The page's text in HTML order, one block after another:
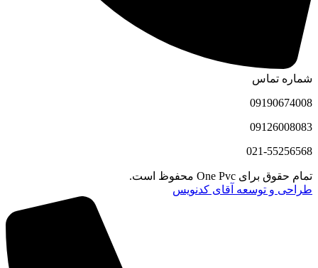
شماره تماس
09190674008
09126008083
021-55256568
تمام حقوق برای One Pvc محفوظ است.
طراحی و توسعه آقای کدنویس